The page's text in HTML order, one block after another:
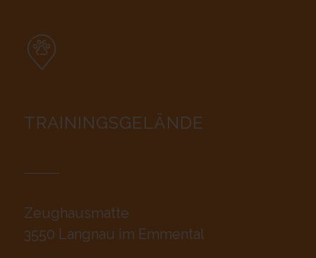
TRAININGSGELÄNDE
Zeughausmatte
3550 Langnau im Emmental